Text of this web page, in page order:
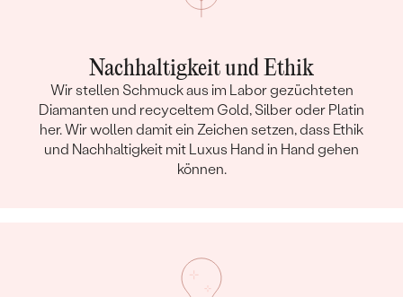
Nachhaltigkeit und Ethik
Wir stellen Schmuck aus im Labor gezüchteten
Diamanten und recyceltem Gold, Silber oder Platin
her. Wir wollen damit ein Zeichen setzen, dass Ethik
und Nachhaltigkeit mit Luxus Hand in Hand gehen
können.